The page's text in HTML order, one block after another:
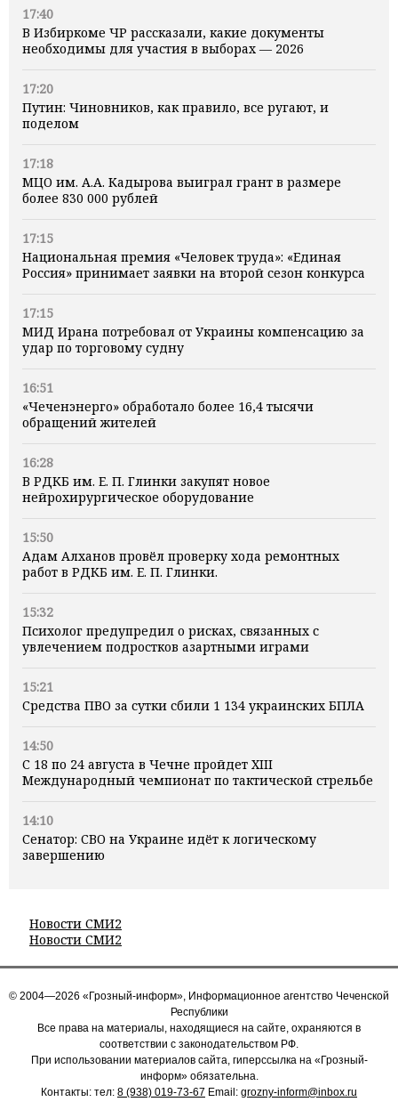
17:40
В Избиркоме ЧР рассказали, какие документы
необходимы для участия в выборах — 2026
17:20
Путин: Чиновников, как правило, все ругают, и
поделом
17:18
МЦО им. А.А. Кадырова выиграл грант в размере
более 830 000 рублей
17:15
Национальная премия «Человек труда»: «Единая
Россия» принимает заявки на второй сезон конкурса
17:15
МИД Ирана потребовал от Украины компенсацию за
удар по торговому судну
16:51
«Чеченэнерго» обработало более 16,4 тысячи
обращений жителей
16:28
В РДКБ им. Е. П. Глинки закупят новое
нейрохирургическое оборудование
15:50
Адам Алханов провёл проверку хода ремонтных
работ в РДКБ им. Е. П. Глинки.
15:32
Психолог предупредил о рисках, связанных с
увлечением подростков азартными играми
15:21
Средства ПВО за сутки сбили 1 134 украинских БПЛА
14:50
С 18 по 24 августа в Чечне пройдет XIII
Международный чемпионат по тактической стрельбе
14:10
Сенатор: СВО на Украине идёт к логическому
завершению
Новости СМИ2
Новости СМИ2
© 2004—2026 «Грозный-информ», Информационное агентство Чеченской
Республики
Все права на материалы, находящиеся на сайте, охраняются в
соответствии с законодательством РФ.
При использовании материалов сайта, гиперссылка на «Грозный-
информ» обязательна.
Контакты: тел: 8 (938) 019-73-67 Email: grozny-inform@inbox.ru